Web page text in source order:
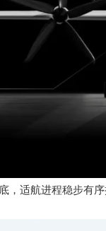
，适航进程稳步有